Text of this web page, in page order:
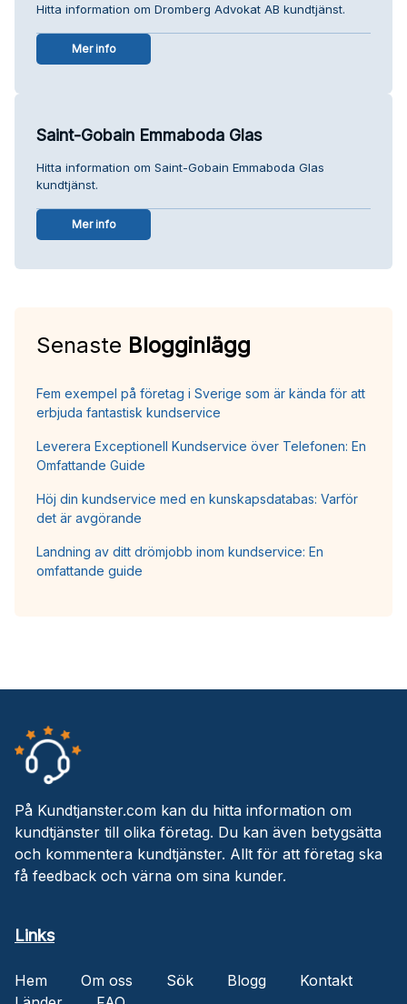
Hitta information om Dromberg Advokat AB kundtjänst.
Mer info
Saint-Gobain Emmaboda Glas
Hitta information om Saint-Gobain Emmaboda Glas
kundtjänst.
Mer info
Senaste Blogginlägg
Fem exempel på företag i Sverige som är kända för att
erbjuda fantastisk kundservice
Leverera Exceptionell Kundservice över Telefonen: En
Omfattande Guide
Höj din kundservice med en kunskapsdatabas: Varför
det är avgörande
Landning av ditt drömjobb inom kundservice: En
omfattande guide
På Kundtjanster.com kan du hitta information om
kundtjänster till olika företag. Du kan även betygsätta
och kommentera kundtjänster. Allt för att företag ska
få feedback och värna om sina kunder.
Links
Hem Om oss Sök Blogg
Kontakt